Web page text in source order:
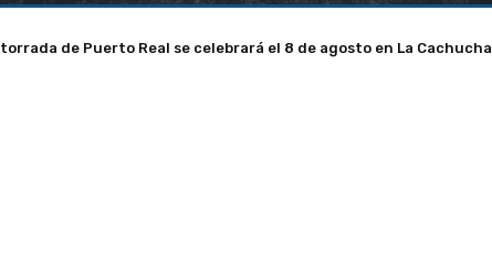
de Puerto Real se celebrará el 8 de agosto en La Cachucha